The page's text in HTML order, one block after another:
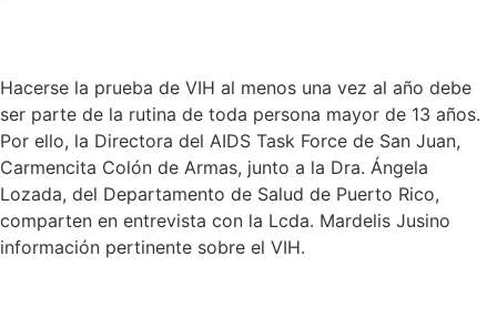
Hacerse la prueba de VIH al menos una vez al año debe
ser parte de la rutina de toda persona mayor de 13 años.
Por ello, la Directora del AIDS Task Force de San Juan,
Carmencita Colón de Armas, junto a la Dra. Ángela
Lozada, del Departamento de Salud de Puerto Rico,
comparten en entrevista con la Lcda. Mardelis Jusino
información pertinente sobre el VIH.